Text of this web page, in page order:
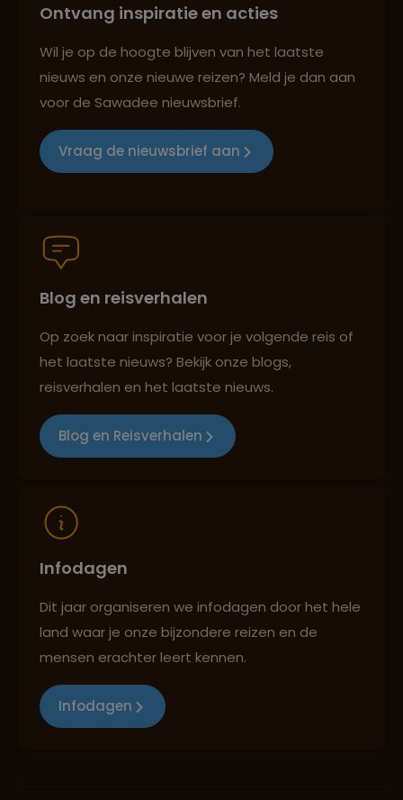
Groepsreizen mét indivuele vrijheid
Best beoordeelde reisroutes
Reizen met oog voor mens, cultuur en milieu
Ontvang inspiratie en acties
Wil je op de hoogte blijven van het laatste
nieuws en onze nieuwe reizen? Meld je dan aan
voor de Sawadee nieuwsbrief.
Vraag de nieuwsbrief aan
Blog en reisverhalen
Op zoek naar inspiratie voor je volgende reis of
het laatste nieuws? Bekijk onze blogs,
reisverhalen en het laatste nieuws.
Blog en Reisverhalen
Infodagen
Dit jaar organiseren we infodagen door het hele
land waar je onze bijzondere reizen en de
mensen erachter leert kennen.
Infodagen